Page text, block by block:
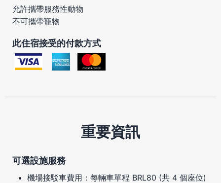
允許攜帶服務性動物
不可攜帶寵物
此住宿接受的付款方式
重要資訊
可選設施服務
機場接駁車費用：每輛車單程 BRL80 (共 4 個座位)